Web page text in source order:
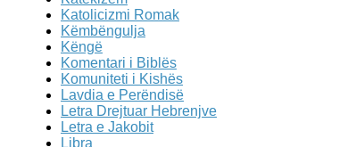
Katolicizmi Romak
Këmbëngulja
Këngë
Komentari i Biblës
Komuniteti i Kishës
Lavdia e Perëndisë
Letra Drejtuar Hebrenjve
Letra e Jakobit
Libra